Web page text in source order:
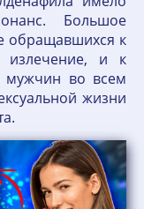
Большое
обращавшихся к
излечение, и к
мужчин во всем
жизни